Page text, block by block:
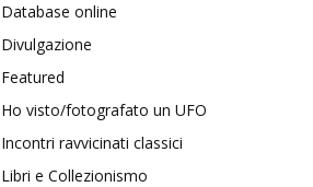
Database online
Divulgazione
Featured
Ho visto/fotografato un UFO
Incontri ravvicinati classici
Libri e Collezionismo